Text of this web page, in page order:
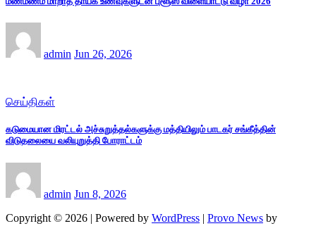
admin Jun 26, 2026
செய்திகள்
கடுமையான மிரட்டல் அச்சுறுத்தல்களுக்கு மத்தியிலும் பாடகர் சங்கீத்தின்
விடுதலையை வலியுறுத்தி போராட்டம்
admin Jun 8, 2026
Copyright © 2026 | Powered by WordPress | Provo News by